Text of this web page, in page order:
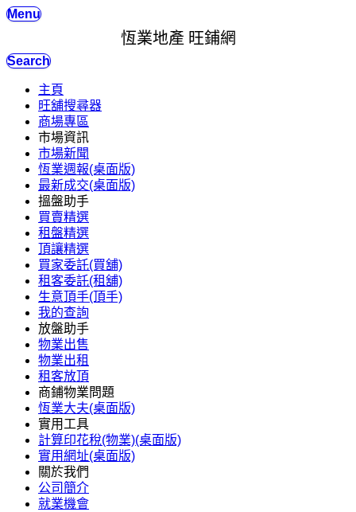
Menu
恆業地產 旺鋪網
Search
主頁
旺舖搜尋器
商場專區
市場資訊
市場新聞
恆業週報(桌面版)
最新成交(桌面版)
搵盤助手
買賣精選
租盤精選
頂讓精選
買家委託(買舖)
租客委託(租舖)
生意頂手(頂手)
我的查詢
放盤助手
物業出售
物業出租
租客放頂
商鋪物業問題
恆業大夫(桌面版)
實用工具
計算印花稅(物業)(桌面版)
實用網址(桌面版)
關於我們
公司簡介
就業機會